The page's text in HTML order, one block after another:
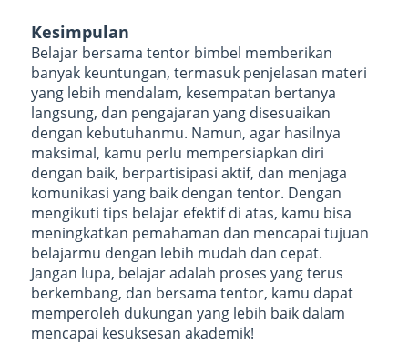
Kesimpulan
Belajar bersama tentor bimbel memberikan
banyak keuntungan, termasuk penjelasan materi
yang lebih mendalam, kesempatan bertanya
langsung, dan pengajaran yang disesuaikan
dengan kebutuhanmu. Namun, agar hasilnya
maksimal, kamu perlu mempersiapkan diri
dengan baik, berpartisipasi aktif, dan menjaga
komunikasi yang baik dengan tentor. Dengan
mengikuti tips belajar efektif di atas, kamu bisa
meningkatkan pemahaman dan mencapai tujuan
belajarmu dengan lebih mudah dan cepat.
Jangan lupa, belajar adalah proses yang terus
berkembang, dan bersama tentor, kamu dapat
memperoleh dukungan yang lebih baik dalam
mencapai kesuksesan akademik!